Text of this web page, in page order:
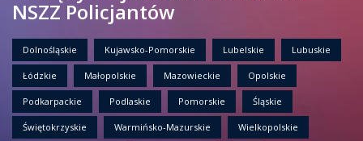
NSZZ Policjantów
Dolnośląskie Kujawsko-Pomorskie Lubelskie Lubuskie
Łódzkie Małopolskie Mazowieckie Opolskie
Podkarpackie Podlaskie Pomorskie Śląskie
Świętokrzyskie Warmińsko-Mazurskie Wielkopolskie